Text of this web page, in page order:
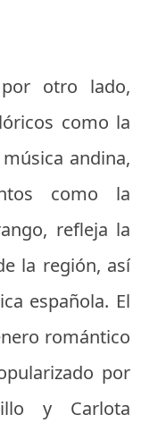
otro lado,
como la
andina,
como la
refleja la
la región, así
española. El
romántico
por
y Carlota